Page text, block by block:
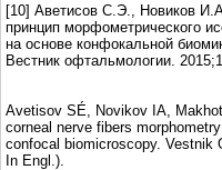
[10] Аветисов С.Э., Новиков
принцип морфометрического
на основе конфокальной
Вестник офтальмологии.
Avetisov SÉ, Novikov IA,
corneal nerve fibers
confocal biomicroscopy. Vestnik
In Engl.).